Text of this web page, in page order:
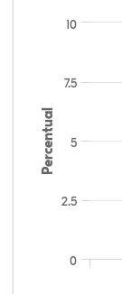
Percentual
0
2.5
5
7.5
10